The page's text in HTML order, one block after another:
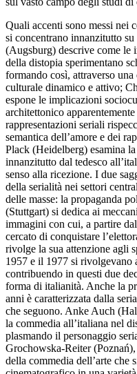
Quali accenti sono messi nei
si concentrano innanzitutto
(Augsburg) descrive come le
della distopia sperimentano
formando così, attraverso
culturale dinamico e attivo;
espone le implicazioni
architettonico
rappresentazioni seriali
semantica dell’amore e dei
Plack (Heidelberg) esamina
innanzitutto dal tedesco
senso alla ricezione. I due
della serialità nei settori
delle masse: la propaganda
(Stuttgart) si dedica ai
immagini con cui, a partire
cercato di conquistare
rivolge la sua attenzione agli
1957 e il 1977 si rivolgevano
contribuendo in questi due
forma di italianità. Anche la
anni è caratterizzata dalla
che seguono. Anke Auch
la commedia all’italiana nel
plasmando il personaggio
Grochowska-Reiter
della commedia dell’arte che